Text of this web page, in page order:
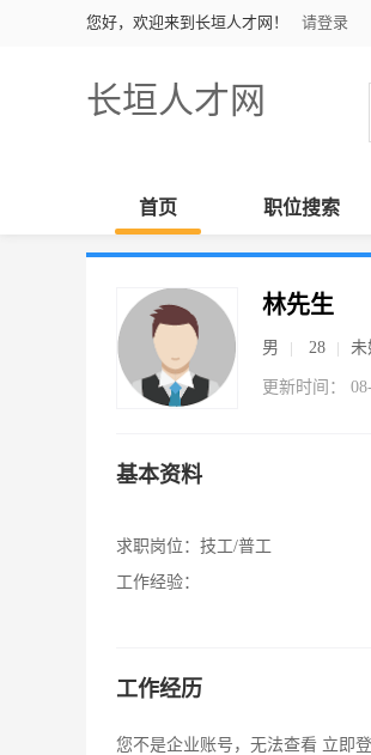
您好，欢迎来到长垣人才网！ 请登录
长垣人才网
首页 职位搜索
林先生
男 28 未
更新时间：
基本资料
求职岗位： 技工/普工
工作经验：
工作经历
您不是企业账号，无法查看 立即